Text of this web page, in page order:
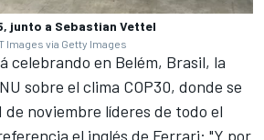
junto a Sebastian Vettel
Images via Getty Images
celebrando en Belém, Brasil, la
sobre el clima COP30, donde se
de noviembre líderes de todo el
el inglés de Ferrari: "Y por